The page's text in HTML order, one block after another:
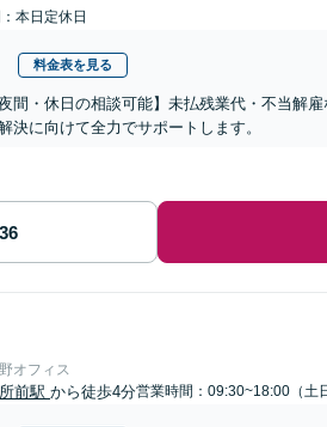
本日定休日
料金表を見る
間・休日の相談可能】未払残業代・不当解
に向けて全力でサポートします。
オフィス
前駅 から徒歩4分営業時間：09:30~18:00（土